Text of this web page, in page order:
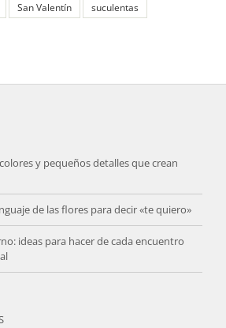
San Valentín
suculentas
y pequeños detalles que crean
de las flores para decir «te quiero»
ideas para hacer de cada encuentro